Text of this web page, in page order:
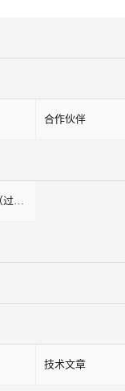
合作伙伴
HORIBA（过程&环境）
技术文章